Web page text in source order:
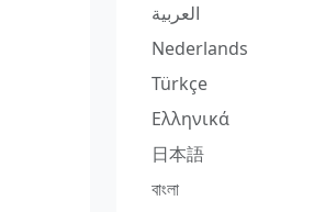
العربية
Nederlands
Türkçe
Ελληνικά
日本語
বাংলা